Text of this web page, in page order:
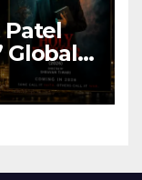
Patel
Global